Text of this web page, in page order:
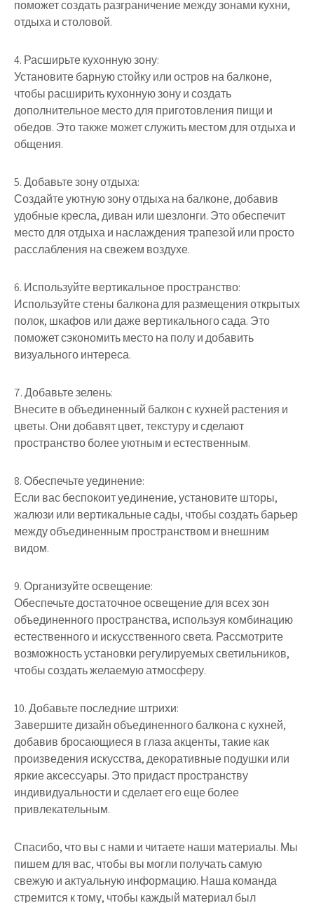
поможет создать разграничение между зонами кухни,
отдыха и столовой.
4. Расширьте кухонную зону:
Установите барную стойку или остров на балконе,
чтобы расширить кухонную зону и создать
дополнительное место для приготовления пищи и
обедов. Это также может служить местом для отдыха и
общения.
5. Добавьте зону отдыха:
Создайте уютную зону отдыха на балконе, добавив
удобные кресла, диван или шезлонги. Это обеспечит
место для отдыха и наслаждения трапезой или просто
расслабления на свежем воздухе.
6. Используйте вертикальное пространство:
Используйте стены балкона для размещения открытых
полок, шкафов или даже вертикального сада. Это
поможет сэкономить место на полу и добавить
визуального интереса.
7. Добавьте зелень:
Внесите в объединенный балкон с кухней растения и
цветы. Они добавят цвет, текстуру и сделают
пространство более уютным и естественным.
8. Обеспечьте уединение:
Если вас беспокоит уединение, установите шторы,
жалюзи или вертикальные сады, чтобы создать барьер
между объединенным пространством и внешним
видом.
9. Организуйте освещение:
Обеспечьте достаточное освещение для всех зон
объединенного пространства, используя комбинацию
естественного и искусственного света. Рассмотрите
возможность установки регулируемых светильников,
чтобы создать желаемую атмосферу.
10. Добавьте последние штрихи:
Завершите дизайн объединенного балкона с кухней,
добавив бросающиеся в глаза акценты, такие как
произведения искусства, декоративные подушки или
яркие аксессуары. Это придаст пространству
индивидуальности и сделает его еще более
привлекательным.
Спасибо, что вы с нами и читаете наши материалы. Мы
пишем для вас, чтобы вы могли получать самую
свежую и актуальную информацию. Наша команда
стремится к тому, чтобы каждый материал был